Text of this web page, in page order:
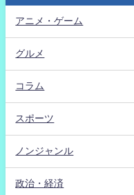
アニメ・ゲーム
グルメ
コラム
スポーツ
ノンジャンル
政治・経済